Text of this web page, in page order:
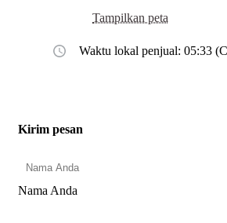
Tampilkan peta
Waktu lokal penjual: 05:33
Kirim pesan
Nama Anda